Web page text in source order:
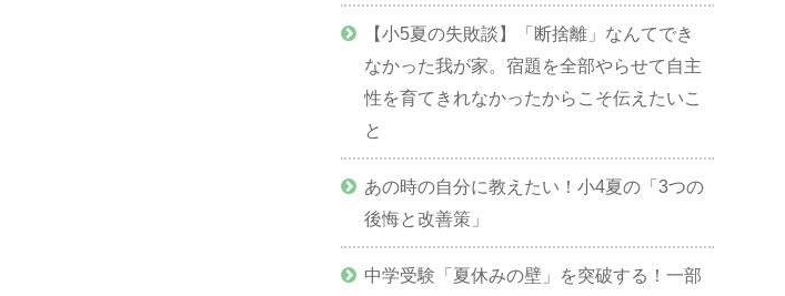
【小5夏の失敗談】「断捨離」なんてでき
なかった我が家。宿題を全部やらせて自主
性を育てきれなかったからこそ伝えたいこ
と
あの時の自分に教えたい！小4夏の「3つの
後悔と改善策」
中学受験「夏休みの壁」を突破する！一部